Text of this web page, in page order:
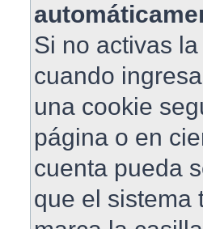
Si no activas
cuando
una cookie
página o en
cuenta pueda
que el sistema